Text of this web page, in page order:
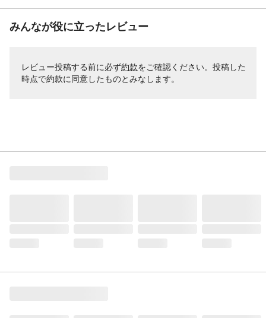
みんなが役に立ったレビュー
レビュー投稿する前に必ず約款をご確認ください。投稿した
時点で約款に同意したものとみなします。